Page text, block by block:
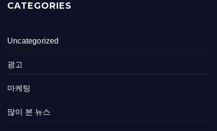
CATEGORIES
Uncategorized
광고
마케팅
많이 본 뉴스